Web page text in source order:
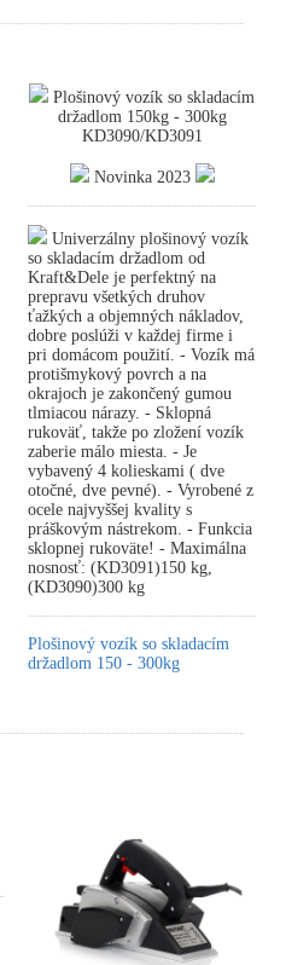
Plošinový vozík so skladacím
držadlom 150kg - 300kg
KD3090/KD3091
Novinka 2023
Univerzálny plošinový vozík
so skladacím držadlom od
Kraft&Dele je perfektný na
prepravu všetkých druhov
ťažkých a objemných nákladov,
dobre poslúži v každej firme i
pri domácom použití. - Vozík má
protišmykový povrch a na
okrajoch je zakončený gumou
tlmiacou nárazy. - Sklopná
rukoväť, takže po zložení vozík
zaberie málo miesta. - Je
vybavený 4 kolieskami ( dve
otočné, dve pevné). - Vyrobené z
ocele najvyššej kvality s
práškovým nástrekom. - Funkcia
sklopnej rukoväte! - Maximálna
nosnosť: (KD3091)150 kg,
(KD3090)300 kg
Plošinový vozík so skladacím
držadlom 150 - 300kg